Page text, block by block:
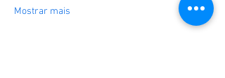
Mostrar mais